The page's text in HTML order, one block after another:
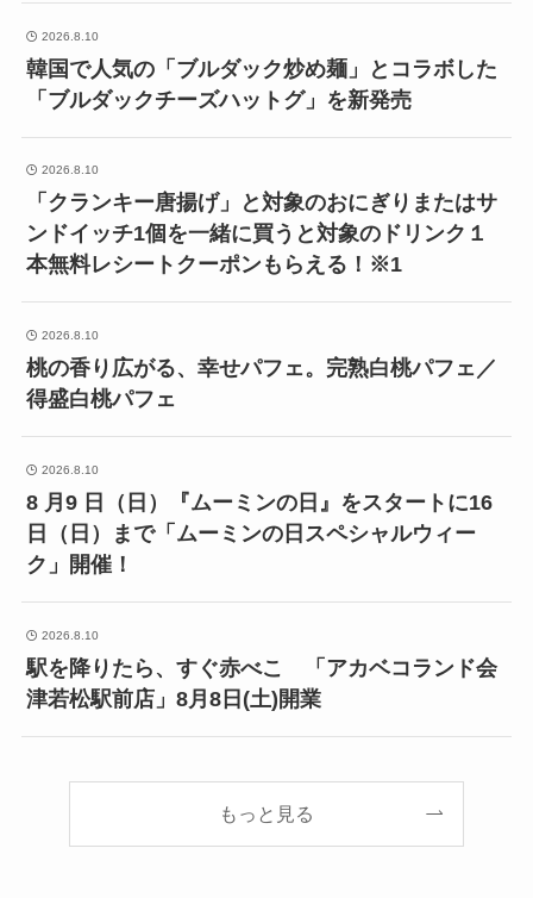
2026.8.10
韓国で人気の「ブルダック炒め麺」とコラボした
「ブルダックチーズハットグ」を新発売
2026.8.10
「クランキー唐揚げ」と対象のおにぎりまたはサ
ンドイッチ1個を一緒に買うと対象のドリンク１
本無料レシートクーポンもらえる！※1
2026.8.10
桃の香り広がる、幸せパフェ。完熟白桃パフェ／
得盛白桃パフェ
2026.8.10
8 月9 日（日）『ムーミンの日』をスタートに16
日（日）まで「ムーミンの日スペシャルウィー
ク」開催！
2026.8.10
駅を降りたら、すぐ赤べこ 「アカベコランド会
津若松駅前店」8月8日(土)開業
もっと見る